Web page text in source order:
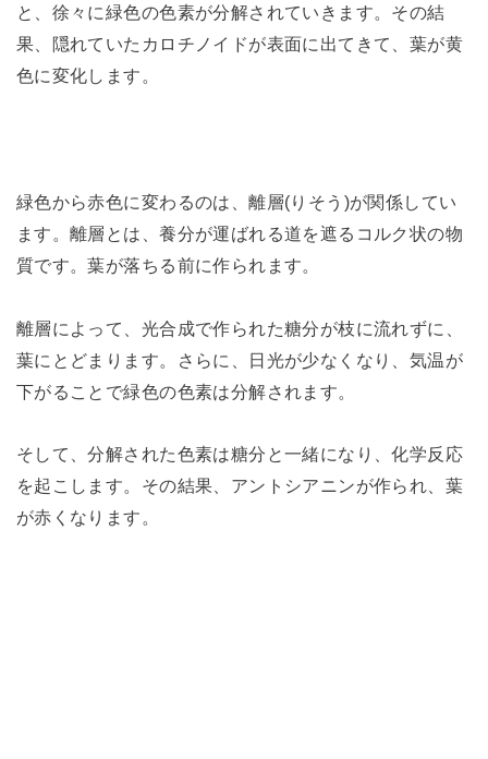
と、徐々に緑色の色素が分解されていきます。その結
果、隠れていたカロチノイドが表面に出てきて、葉が黄
色に変化します。
緑色から赤色に変わるのは、離層(りそう)が関係してい
ます。離層とは、養分が運ばれる道を遮るコルク状の物
質です。葉が落ちる前に作られます。
離層によって、光合成で作られた糖分が枝に流れずに、
葉にとどまります。さらに、日光が少なくなり、気温が
下がることで緑色の色素は分解されます。
そして、分解された色素は糖分と一緒になり、化学反応
を起こします。その結果、アントシアニンが作られ、葉
が赤くなります。